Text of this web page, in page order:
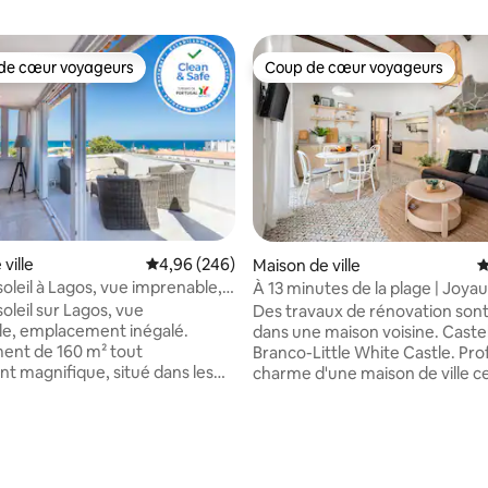
cœur voyageurs les plus appréciés
cœur voyageurs
ville Évaluation moyenne sur la base de 246
4,96 (246)
à Lagos, vue imprenable,
inégalé
sur Lagos, vue
emplacement inégalé.
de 160 m² tout
magnifique, situé dans les
Coup de cœur voyageurs
Coup de cœur voyageurs
Maison de ville
À 13 minutes de la plage | Joyau
historique | Ambiance de vieille
Des travaux de rénovation
dans une maison voisine. Castelinho
Branco-Little White Castle.
charme d'une maison de ville